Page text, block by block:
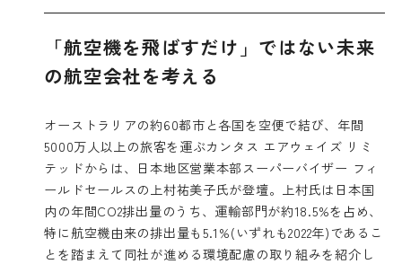
「航空機を飛ばすだけ」ではない未来
の航空会社を考える
オーストラリアの約60都市と各国を空便で結び、年間
5000万人以上の旅客を運ぶカンタス エアウェイズ リミ
テッドからは、日本地区営業本部スーパーバイザー フィ
ールドセールスの上村祐美子氏が登壇。上村氏は日本国
内の年間CO2排出量のうち、運輸部門が約18.5%を占め、
特に航空機由来の排出量も5.1%(いずれも2022年)であるこ
とを踏まえて同社が進める環境配慮の取り組みを紹介し